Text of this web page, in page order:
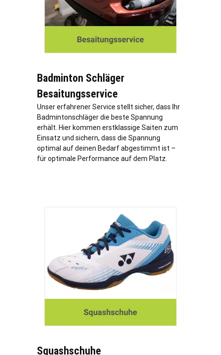
Badminton Schläger
Besaitungsservice
Unser erfahrener Service stellt sicher, dass Ihr
Badmintonschläger die beste Spannung
erhält. Hier kommen erstklassige Saiten zum
Einsatz und sichern, dass die Spannung
optimal auf deinen Bedarf abgestimmt ist –
für optimale Performance auf dem Platz.
Squashschuhe